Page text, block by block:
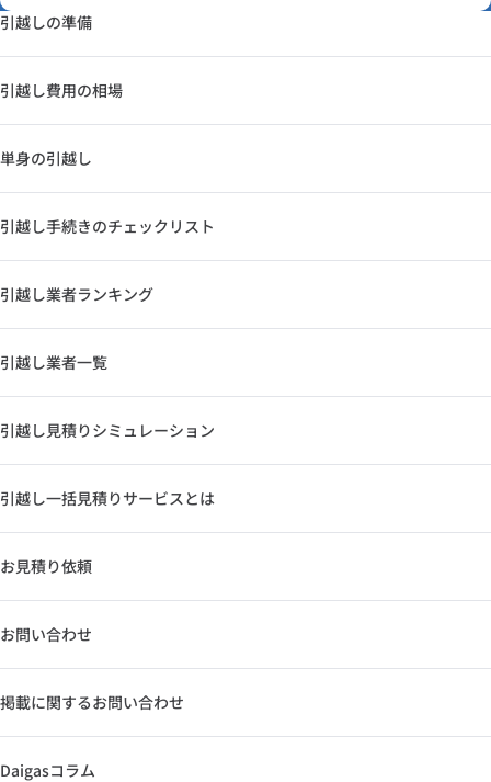
引越しの準備
引越し費用の相場
単身の引越し
引越し手続きのチェックリスト
引越し業者ランキング
引越し業者一覧
引越し見積りシミュレーション
引越し一括見積りサービスとは
お見積り依頼
お問い合わせ
掲載に関するお問い合わせ
Daigasコラム